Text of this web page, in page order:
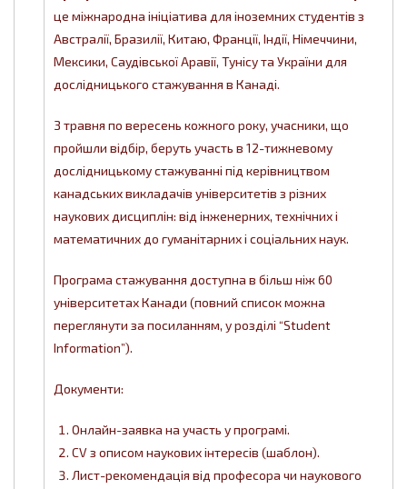
це міжнародна ініціатива для іноземних студентів з
Австралії, Бразилії, Китаю, Франції, Індії, Німеччини,
Мексики, Саудівської Аравії, Тунісу та України для
дослідницького стажування в Канаді.
З травня по вересень кожного року, учасники, що
пройшли відбір, беруть участь в 12-тижневому
дослідницькому стажуванні під керівництвом
канадських викладачів університетів з різних
наукових дисциплін: від інженерних, технічних і
математичних до гуманітарних і соціальних наук.
Програма стажування доступна в більш ніж 60
університетах Канади (повний список можна
переглянути за посиланням, у розділі “Student
Information”).
Документи:
Онлайн-заявка на участь у програмі.
СV з описом наукових інтересів (шаблон).
Лист-рекомендація від професора чи наукового